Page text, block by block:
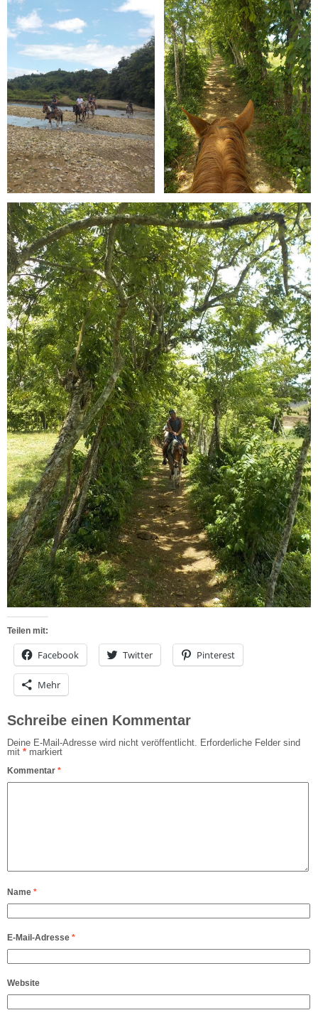
Teilen mit:
Facebook Twitter Pinterest
Mehr
Schreibe einen Kommentar
Deine E-Mail-Adresse wird nicht veröffentlicht. Erforderliche Felder sind
mit * markiert
Kommentar *
Name *
E-Mail-Adresse *
Website